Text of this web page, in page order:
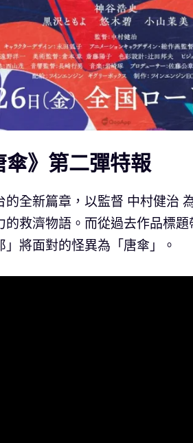
傘》第二彈特報
全新篇章，以監督 中村健治
救濟物語。而從過去作品標
將面對的怪異為「唐傘」。